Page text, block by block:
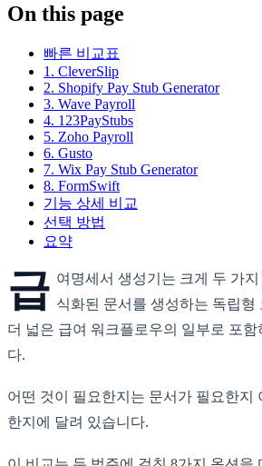
On this page
빠른 비교표
1. CleverSlip
2. Shopify Pay Stub Generator
3. Wave Payroll
4. 123PayStubs
5. Zoho Payroll
6. Gusto
7. Wix Pay Stub Generator
8. FormSwift
기능 상세 비교
선택 방법
요약
급 여명세서 생성기는 크게 두 가
식화된 문서를 생성하는 독립형
더 넓은 급여 워크플로우의 일부로 포함
다.
어떤 것이 필요한지는 문서가 필요한지
한지에 달려 있습니다.